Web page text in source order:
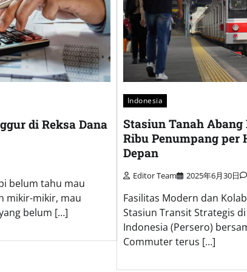
di Reksa Dana
belum tahu mau
mikir-mikir, mau
belum […]
Indonesia
Stasiun Tanah
Ribu Penumpang per
Depan
Editor Team 2025年6月30日
Fasilitas Modern dan
Stasiun Transit Strategis
Indonesia (Persero)
Commuter terus […]